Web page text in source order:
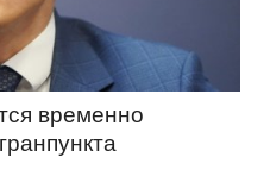
временно